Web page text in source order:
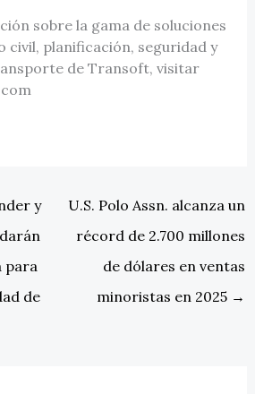
sobre la gama de soluciones
civil, planificación, seguridad y
de Transoft, visitar
y
para
de
U.S. Polo Assn. alcanza un
récord de 2.700 millones
de dólares en ventas
minoristas en 2025 →